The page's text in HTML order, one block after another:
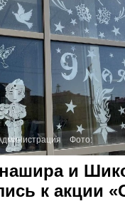
Фото:
и
к акции